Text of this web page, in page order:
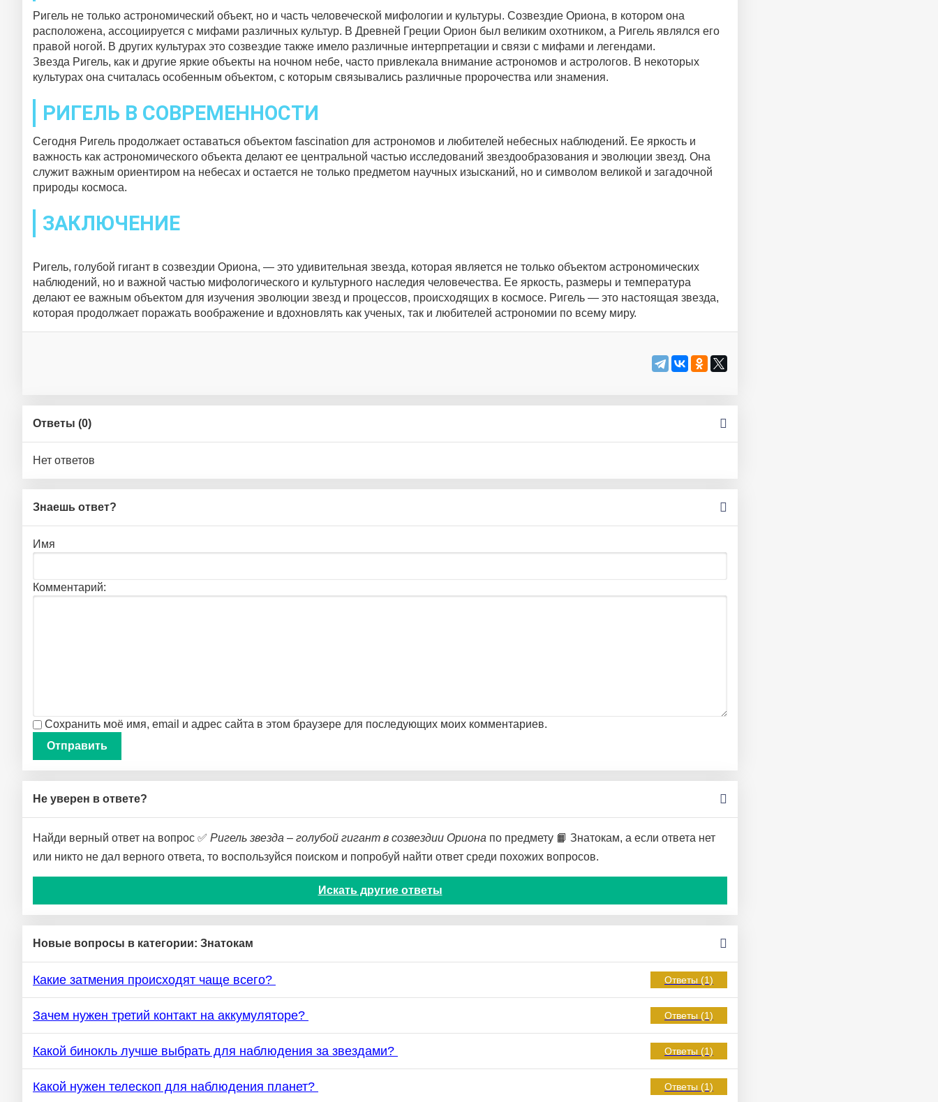
Ригель не только астрономический объект, но и часть человеческой мифологии и культуры. Созвездие Ориона, в котором она
расположена, ассоциируется с мифами различных культур. В Древней Греции Орион был великим охотником, а Ригель являлся его
правой ногой. В других культурах это созвездие также имело различные интерпретации и связи с мифами и легендами.
Звезда Ригель, как и другие яркие объекты на ночном небе, часто привлекала внимание астрономов и астрологов. В некоторых
культурах она считалась особенным объектом, с которым связывались различные пророчества или знамения.
РИГЕЛЬ В СОВРЕМЕННОСТИ
Сегодня Ригель продолжает оставаться объектом fascination для астрономов и любителей небесных наблюдений. Ее яркость и
важность как астрономического объекта делают ее центральной частью исследований звездообразования и эволюции звезд. Она
служит важным ориентиром на небесах и остается не только предметом научных изысканий, но и символом великой и загадочной
природы космоса.
ЗАКЛЮЧЕНИЕ
Ригель, голубой гигант в созвездии Ориона, — это удивительная звезда, которая является не только объектом астрономических
наблюдений, но и важной частью мифологического и культурного наследия человечества. Ее яркость, размеры и температура
делают ее важным объектом для изучения эволюции звезд и процессов, происходящих в космосе. Ригель — это настоящая звезда,
которая продолжает поражать воображение и вдохновлять как ученых, так и любителей астрономии по всему миру.
Ответы (0)
Нет ответов
Знаешь ответ?
Имя
Комментарий:
Сохранить моё имя, email и адрес сайта в этом браузере для последующих моих комментариев.
Не уверен в ответе?
Найди верный ответ на вопрос ✅ Ригель звезда – голубой гигант в созвездии Ориона по предмету 📙 Знатокам, а если ответа нет
или никто не дал верного ответа, то воспользуйся поиском и попробуй найти ответ среди похожих вопросов.
Искать другие ответы
Новые вопросы в категории: Знатокам
Какие затмения происходят чаще всего? Ответы (1)
Зачем нужен третий контакт на аккумуляторе? Ответы (1)
Какой бинокль лучше выбрать для наблюдения за звездами? Ответы (1)
Какой нужен телескоп для наблюдения планет? Ответы (1)